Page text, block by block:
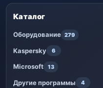
Каталог
Оборудование 279
Kaspersky 6
Microsoft 13
Другие программы 4